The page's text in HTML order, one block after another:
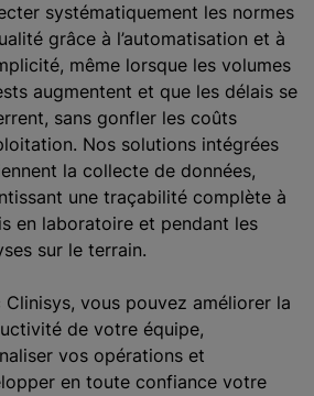
systématiquement les normes
grâce à l’automatisation et à
même lorsque les volumes
augmentent et que les délais se
sans gonfler les coûts
Nos solutions intégrées
la collecte de données,
une traçabilité complète à
en laboratoire et pendant les
sur le terrain.
Clinisys, vous pouvez améliorer la
de votre équipe,
vos opérations et
en toute confiance votre